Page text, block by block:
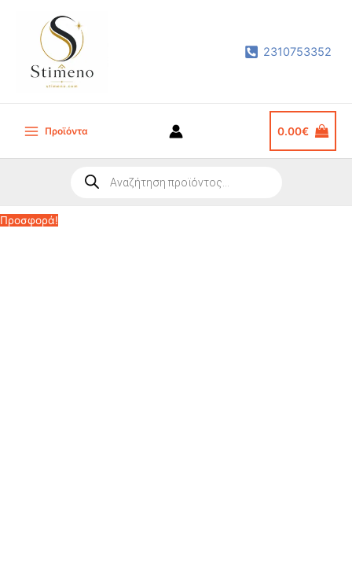
περιεχόμενο
2310753352
Main
Προϊόντα 0.00€
search
Προσφορά!